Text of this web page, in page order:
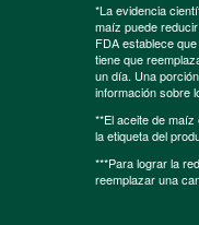
*La evidencia
maíz puede
FDA establece
tiene que
un día. Una
información sobre
**El aceite de
la etiqueta del
***Para lograr la
reemplazar una